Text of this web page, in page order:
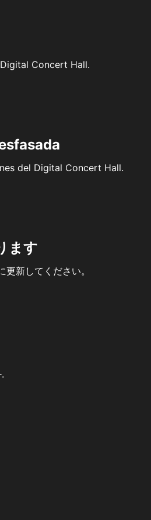
Concert Hall.
del Digital Concert Hall.
ます
新してください。